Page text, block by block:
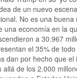
de un nuevo
No es una buena
una economía en la
a 30.967
el 35% de todo
dan por hecho que el
allá de los 2.000